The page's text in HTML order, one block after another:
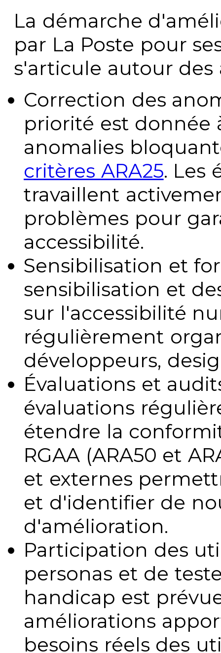
La démarche
par La Poste pour
s'articule autour des
Correction des
priorité est donnée
anomalies
critères ARA25. Les
travaillent
problèmes pour
accessibilité.
Sensibilisation et
sensibilisation et
sur l'accessibilité
régulièrement
développeurs,
Évaluations et
évaluations
étendre la
RGAA (ARA50 et
et externes
et d'identifier de
d'amélioration.
Participation des
personas et de
handicap est
améliorations
besoins réels des